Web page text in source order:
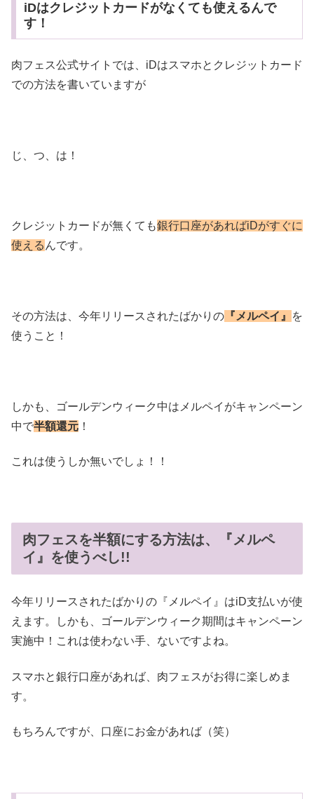
iDはクレジットカードがなくても使えるんで
す！
肉フェス公式サイトでは、iDはスマホとクレジットカード
での方法を書いていますが
じ、つ、は！
クレジットカードが無くても銀行口座があればiDがすぐに
使える んです。
その方法は、今年リリースされたばかりの 『メルペイ』
を
使うこと！
しかも、ゴールデンウィーク中はメルペイがキャンペーン
中で半額還元 ！
これは使うしか無いでしょ！！
肉フェスを半額にする方法は、『メルペ
イ』を使うべし!!
今年リリースされたばかりの『メルペイ』はiD支払いが使
えます。しかも、ゴールデンウィーク期間はキャンペーン
実施中！これは使わない手、ないですよね。
スマホと銀行口座があれば、肉フェスがお得に楽しめま
す。
もちろんですが、口座にお金があれば（笑）